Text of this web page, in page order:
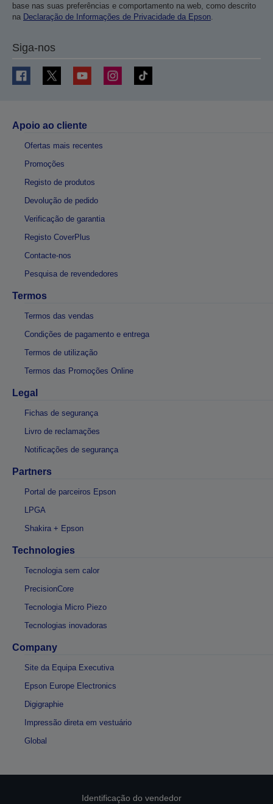
base nas suas preferências e comportamento na web, como descrito
na Declaração de Informações de Privacidade da Epson
Siga-nos
Apoio ao cliente
Ofertas mais recentes
Promoções
Registo de produtos
Devolução de pedido
Verificação de garantia
Registo CoverPlus
Contacte-nos
Pesquisa de revendedores
Termos
Termos das vendas
Condições de pagamento e entrega
Termos de utilização
Termos das Promoções Online
Legal
Fichas de segurança
Livro de reclamações
Notificações de segurança
Partners
Portal de parceiros Epson
LPGA
Shakira + Epson
Technologies
Tecnologia sem calor
PrecisionCore
Tecnologia Micro Piezo
Tecnologias inovadoras
Company
Site da Equipa Executiva
Epson Europe Electronics
Digigraphie
Impressão direta em vestuário
Global
Identificação do vendedor